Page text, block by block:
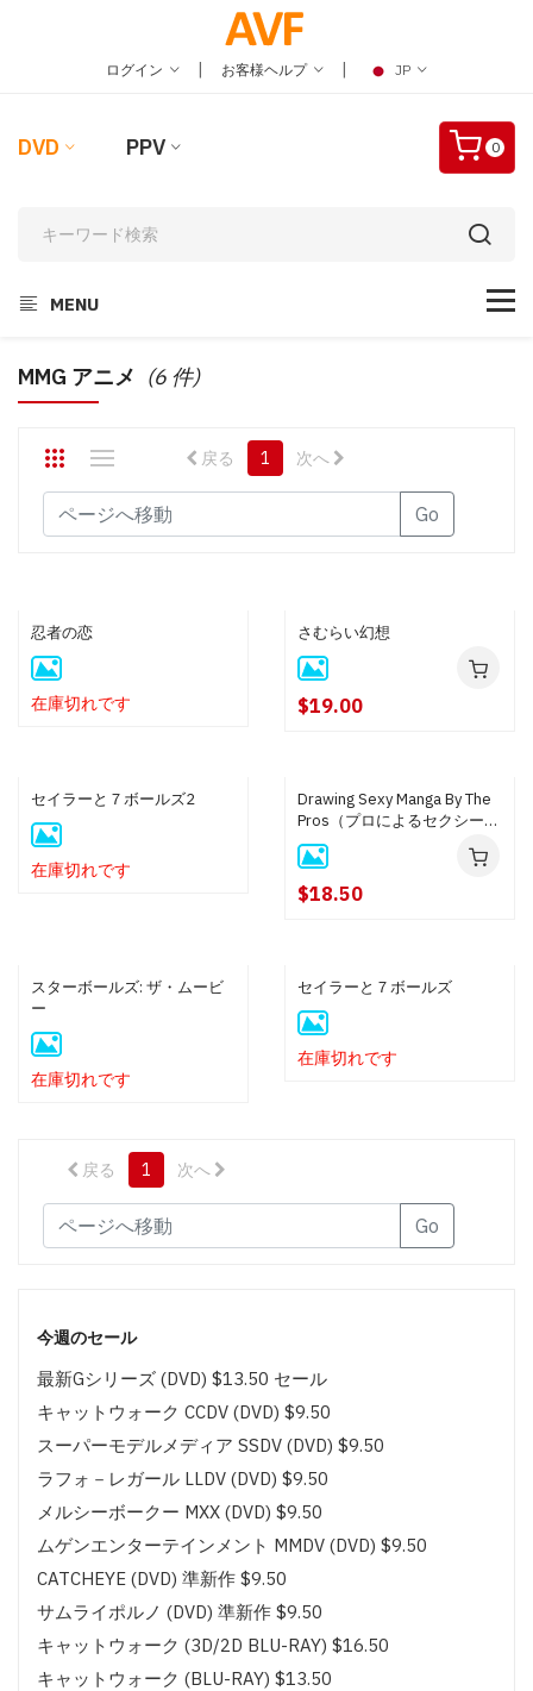
ログイン | お客様ヘルプ | JP
DVD PPV 0
MENU
MMG アニメ (6 件)
今週のセール
最新Gシリーズ (DVD) $13.50 セール
キャットウォーク CCDV (DVD) $9.50
スーパーモデルメディア SSDV (DVD) $9.50
ラフォ－レガール LLDV (DVD) $9.50
メルシーボークー MXX (DVD) $9.50
ムゲンエンターテインメント MMDV (DVD) $9.50
CATCHEYE (DVD) 準新作 $9.50
サムライポルノ (DVD) 準新作 $9.50
キャットウォーク (3D/2D BLU-RAY) $16.50
キャットウォーク (BLU-RAY) $13.50
戻る 1 次へ
Go
忍者の恋
在庫切れです
さむらい幻想
$19.00
セイラーと７ボールズ2
在庫切れです
Drawing Sexy Manga By The
Pros（プロによるセクシー漫
画の描き方）
$18.50
スターボールズ: ザ・ムービ
ー
在庫切れです
セイラーと７ボールズ
在庫切れです
戻る 1 次へ
Go